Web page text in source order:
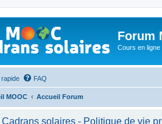
Forum
Cours en ligne
FAQ
MOOC Accueil Forum
Cadrans solaires - Politique de vie